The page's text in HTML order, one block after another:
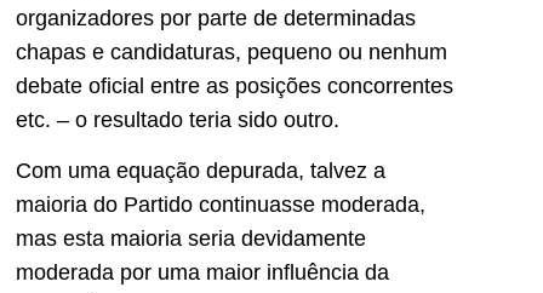
organizadores por parte de determinadas
chapas e candidaturas, pequeno ou nenhum
debate oficial entre as posições concorrentes
etc. – o resultado teria sido outro.
Com uma equação depurada, talvez a
maioria do Partido continuasse moderada,
mas esta maioria seria devidamente
moderada por uma maior influência da